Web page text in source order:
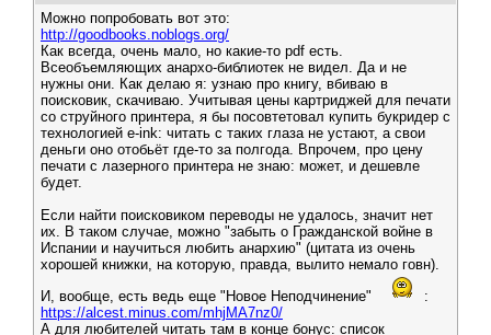
Можно попробовать вот это:
http://goodbooks.noblogs.org/
Как всегда, очень мало, но какие-то pdf есть.
Всеобъемляющих анархо-библиотек не видел. Да и не
нужны они. Как делаю я: узнаю про книгу, вбиваю в
поисковик, скачиваю. Учитывая цены картриджей для печати
со струйного принтера, я бы посовтетовал купить букридер с
технологией e-ink: читать с таких глаза не устают, а свои
деньги оно отобьёт где-то за полгода. Впрочем, про цену
печати с лазерного принтера не знаю: может, и дешевле
будет.
Если найти поисковиком переводы не удалось, значит нет
их. В таком случае, можно "забыть о Гражданской войне в
Испании и научиться любить анархию" (цитата из очень
хорошей книжки, на которую, правда, вылито немало говн).
И, вообще, есть ведь еще "Новое Неподчинение"
:
https://alcest.minus.com/mhjMA7nz0/
А для любителей читать там в конце бонус: список